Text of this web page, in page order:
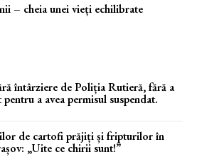
– cheia unei vieți echilibrate
întârziere de Poliția Rutieră, fără a
a avea permisul suspendat.
de cartofi prăjiți și fripturilor în
„Uite ce chirii sunt!”